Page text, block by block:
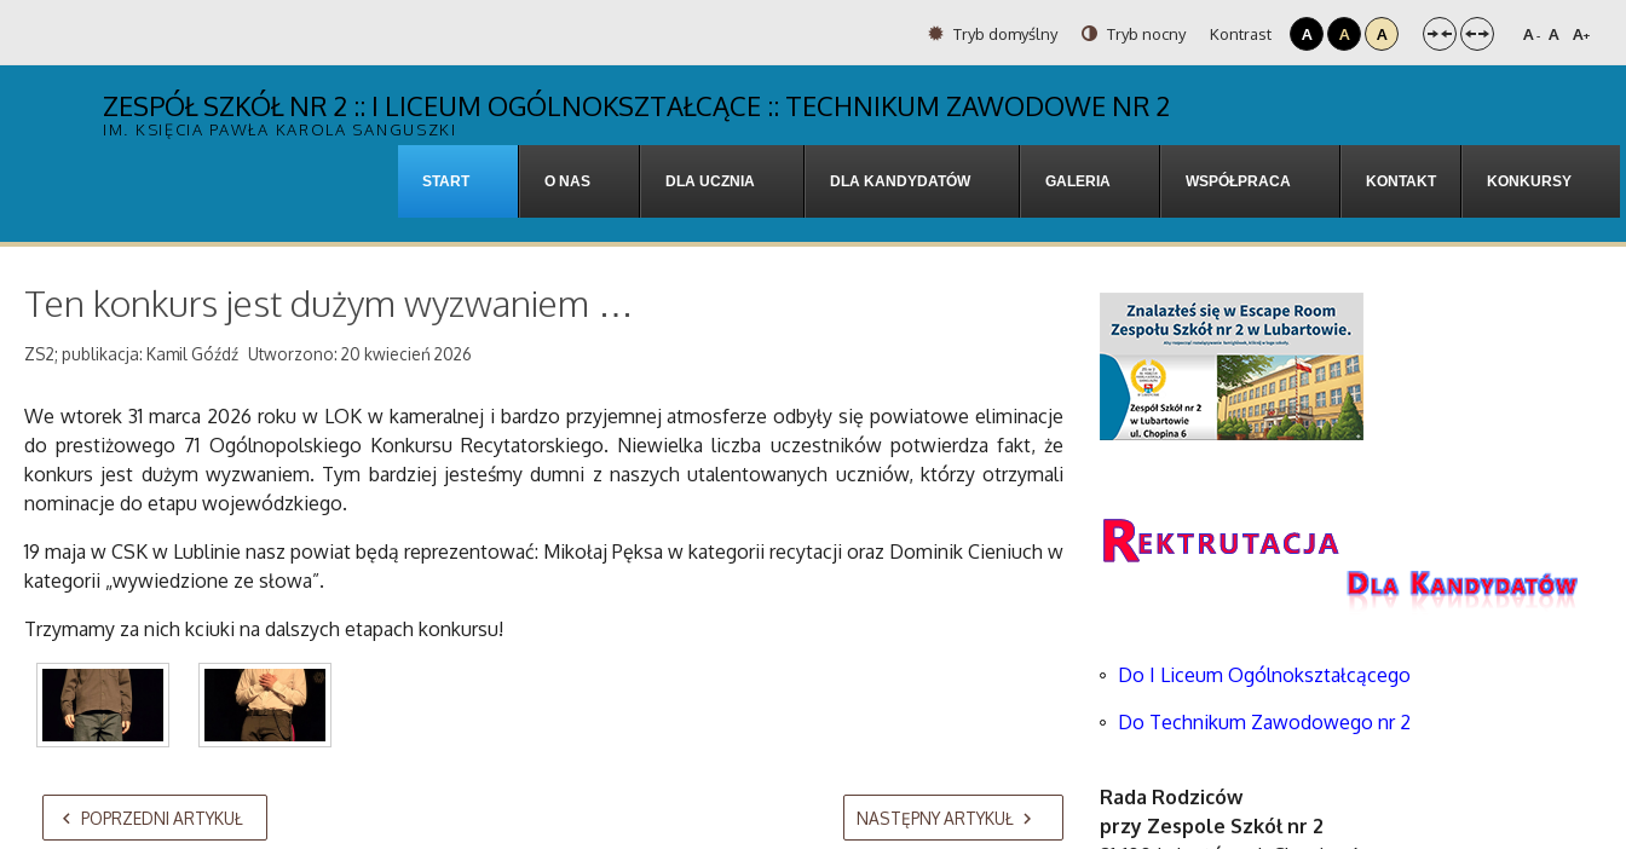
Tryb domyślny Tryb nocny Kontrast A A A A- A A+
ZESPÓŁ SZKÓŁ NR 2 :: I LICEUM OGÓLNOKSZTAŁCĄCE :: TECHNIKUM ZAWODOWE NR 2
IM. KSIĘCIA PAWŁA KAROLA SANGUSZKI
START O NAS DLA UCZNIA DLA KANDYDATÓW GALERIA WSPÓŁPRACA KONTAKT KONKURSY
Ten konkurs jest dużym wyzwaniem …
ZS2; publikacja: Kamil Góźdź Utworzono: 20 kwiecień 2026
We wtorek 31 marca 2026 roku w LOK w kameralnej i bardzo przyjemnej atmosferze odbyły się powiatowe eliminacje
do prestiżowego 71 Ogólnopolskiego Konkursu Recytatorskiego. Niewielka liczba uczestników potwierdza fakt, że
konkurs jest dużym wyzwaniem. Tym bardziej jesteśmy dumni z naszych utalentowanych uczniów, którzy otrzymali
nominacje do etapu wojewódzkiego.
19 maja w CSK w Lublinie nasz powiat będą reprezentować: Mikołaj Pęksa w kategorii recytacji oraz Dominik Cieniuch w
kategorii „wywiedzione ze słowa”.
Trzymamy za nich kciuki na dalszych etapach konkursu!
AdmirorGallery 5.2.0, author/sVasiljevski
POPRZEDNI ARTYKUŁ NASTĘPNY ARTYKUŁ
Do I Liceum Ogólnokształcącego
Do Technikum Zawodowego nr 2
Rada Rodziców
przy Zespole Szkół nr 2